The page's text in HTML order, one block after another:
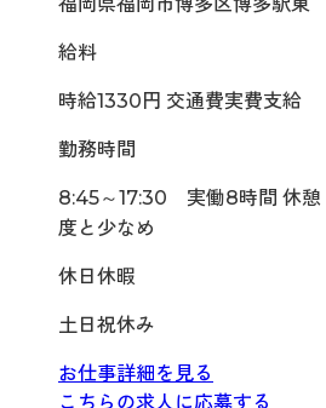
給料
時給1330円 交通費実費支給
勤務時間
8:45～17:30 実働8時間 休憩
度と少なめ
休日休暇
土日祝休み
お仕事詳細を見る
こちらの求人に応募する